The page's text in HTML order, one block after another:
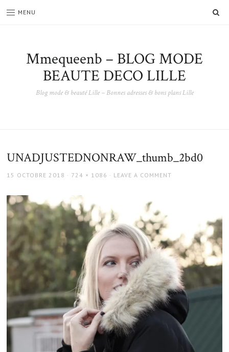
MENU
Mmequeenb – BLOG MODE
BEAUTE DECO LILLE
Blog mode & beauté Lille – Bonnes adresses & bons plans Lille
UNADJUSTEDNONRAW_thumb_2bd0
POSTED
15 OCTOBRE 2018
FULL
724 × 1086 LEAVE A COMMENT